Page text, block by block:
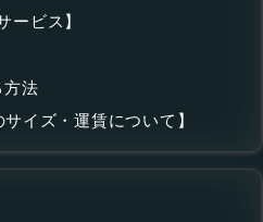
ービス】
方法
イズ・運賃について】